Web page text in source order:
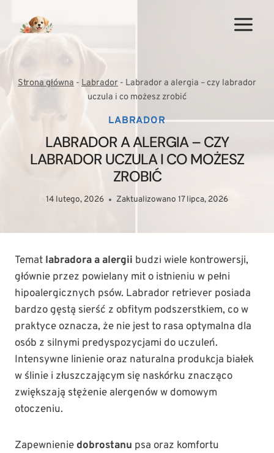
treści
Strona główna - Labrador - Labrador a alergia – czy labrador
uczula i co możesz zrobić
LABRADOR
LABRADOR A ALERGIA – CZY
LABRADOR UCZULA I CO MOŻESZ
ZROBIĆ
14 lutego, 2026 Zaktualizowano 17 lipca, 2026
Temat labradora a alergii budzi wiele kontrowersji,
głównie przez powielany mit o istnieniu w pełni
hipoalergicznych psów. Labrador retriever posiada
bardzo gęstą sierść z obfitym podszerstkiem, co w
praktyce oznacza, że nie jest to rasa optymalna dla
osób z silnymi predyspozycjami do uczuleń.
Intensywne linienie oraz naturalna produkcja białek
w ślinie i złuszczającym się naskórku znacząco
zwiększają stężenie alergenów w domowym
otoczeniu.
Zapewnienie dobrostanu psa oraz komfortu